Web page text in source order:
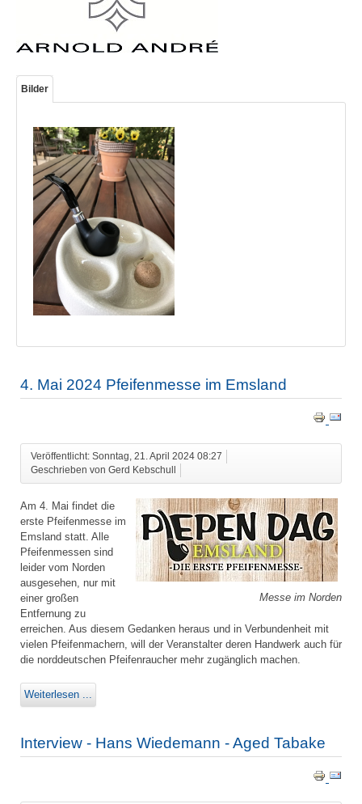
Bilder
4. Mai 2024 Pfeifenmesse im Emsland
Veröffentlicht: Sonntag, 21. April 2024 08:27
Geschrieben von Gerd Kebschull
Messe im Norden
Am 4. Mai findet die
erste Pfeifenmesse im
Emsland statt. Alle
Pfeifenmessen sind
leider vom Norden
ausgesehen, nur mit
einer großen
Entfernung zu
erreichen. Aus diesem Gedanken heraus und in Verbundenheit mit
vielen Pfeifenmachern, will der Veranstalter deren Handwerk auch für
die norddeutschen Pfeifenraucher mehr zugänglich machen.
Weiterlesen ...
Interview - Hans Wiedemann - Aged Tabake